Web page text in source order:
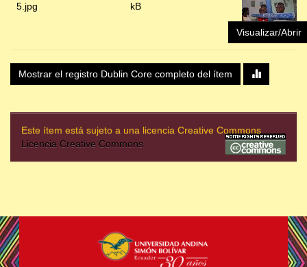
5.jpg
kB
Visualizar/Abrir
Mostrar el registro Dublin Core completo del ítem
Este ítem está sujeto a una licencia Creative Commons
Licencia Creative Commons